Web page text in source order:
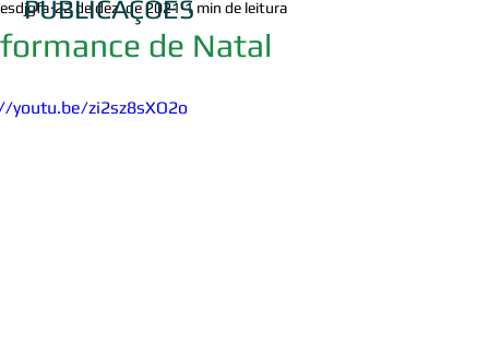
de Natal
esdjgfa 22 de dez. de 2021 1 min de leitura
youtu.be/zi2sz8sXO2o
PUBLICAÇÕES